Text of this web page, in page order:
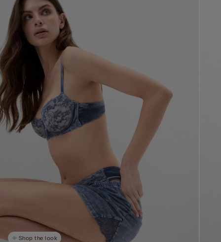
Shop the look